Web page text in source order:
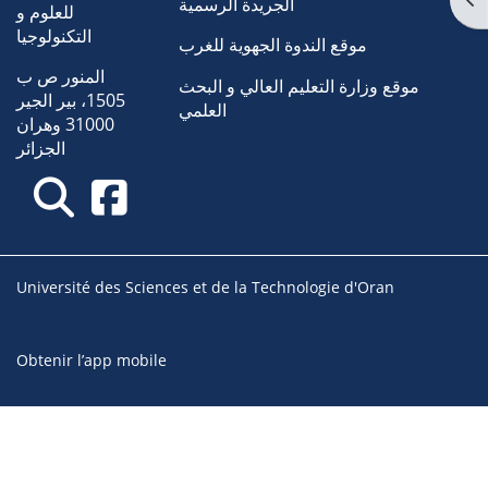
للعلوم و
التكنولوجيا
المنور ص ب
1505، بير الجير
31000 وهران
الجزائر
موقع الندوة الجهوية للغرب
موقع وزارة التعليم العالي و البحث
العلمي
Université des Sciences et de la Technologie d'Oran
Obtenir l’app mobile